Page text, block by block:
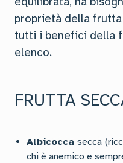
proprietà della
tutti i benefici della
elenco.
FRUTTA
Albicocca secca
chi è anemico e